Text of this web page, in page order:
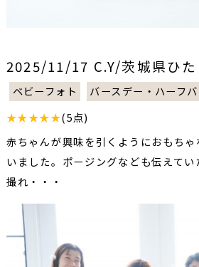
2025/11/17 C.Y/茨城県ひた
ベビーフォト
バースデー・ハーフ
★★★★★(5点)
赤ちゃんが興味を引くようにおもち
いました。ポージングなども伝えて
撮れ・・・